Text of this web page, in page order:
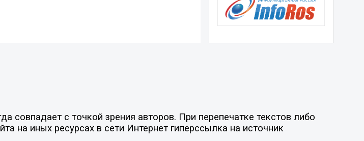
с точкой зрения авторов. При перепечатке текстов либо
на иных ресурсах в сети Интернет гиперссылка на источник